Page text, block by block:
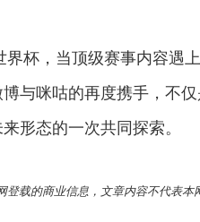
界杯，当顶级赛事内容遇
与咪咕的再度携手，不
形态的一次共同探索。
登载的商业信息，文章内容不代表本